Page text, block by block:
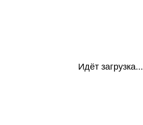
Идёт загрузка...